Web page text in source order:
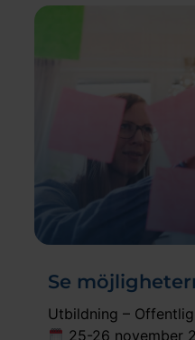
Se
Utbildning –
25-26 november